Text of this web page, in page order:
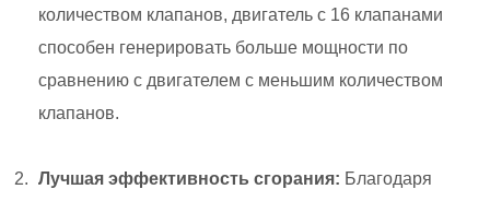
количеством клапанов, двигатель с 16 клапанами
способен генерировать больше мощности по
сравнению с двигателем с меньшим количеством
клапанов.
Лучшая эффективность сгорания: Благодаря